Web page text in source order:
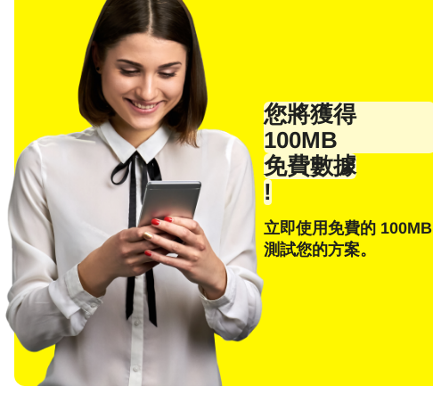
您將獲得
100MB
免費數據
!
立即使用免費的 100MB
測試您的方案。
한국어